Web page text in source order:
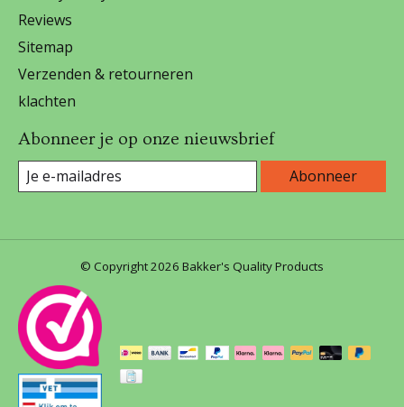
Reviews
Sitemap
Verzenden & retourneren
klachten
Abonneer je op onze nieuwsbrief
Abonneer
© Copyright 2026 Bakker's Quality Products